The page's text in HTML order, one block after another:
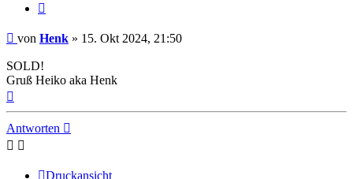
Beitrag
von Henk » 15. Okt 2024, 21:50
SOLD!
Gruß Heiko aka Henk
Antworten
Druckansicht